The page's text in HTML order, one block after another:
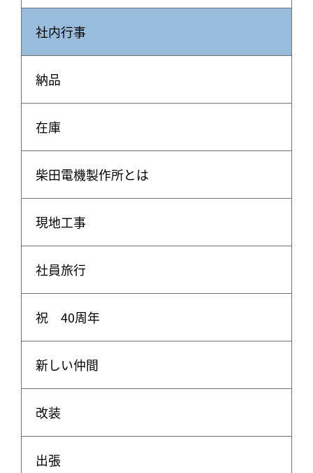
社内行事
納品
在庫
柴田電機製作所とは
現地工事
社員旅行
祝 40周年
新しい仲間
改装
出張